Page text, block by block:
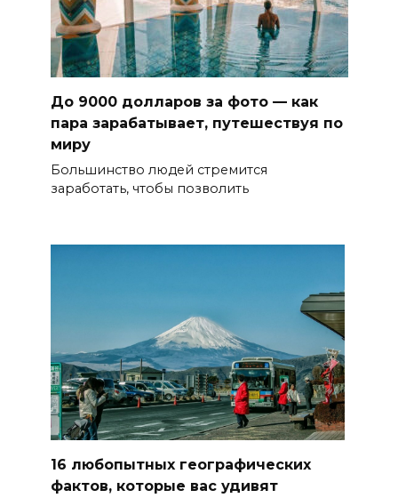
До 9000 долларов за фото — как
пара зарабатывает, путешествуя по
миру
Большинство людей стремится
заработать, чтобы позволить
16 любопытных географических
фактов, которые вас удивят